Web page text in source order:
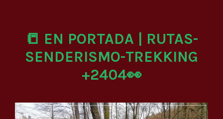
📒 EN PORTADA | RUTAS-
SENDERISMO-TREKKING
+2404👀